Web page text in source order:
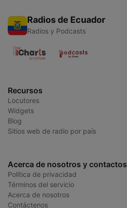
Radios de Ecuador
Radios y Podcasts
Recursos
Locutores
Widgets
Blog
Sitios web de radio por país
Acerca de nosotros y contactos
Política de privacidad
Términos del servicio
Acerca de nosotros
Contáctenos